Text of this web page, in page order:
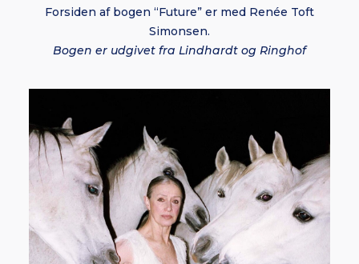
Forsiden af bogen “Future” er med Renée Toft
Simonsen.
Bogen er udgivet fra Lindhardt og Ringhof